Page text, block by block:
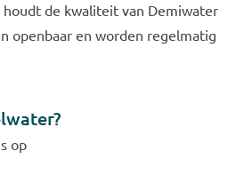
de kwaliteit van Demiwater
openbaar en worden regelmatig
op